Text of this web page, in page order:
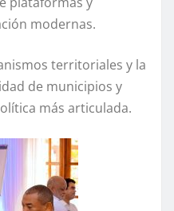
modernas.
territoriales y la
de municipios y
más articulada.